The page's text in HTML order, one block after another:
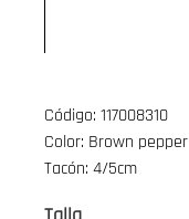
Código: 117008310
Color: Brown pepper
Tacón: 4/5cm